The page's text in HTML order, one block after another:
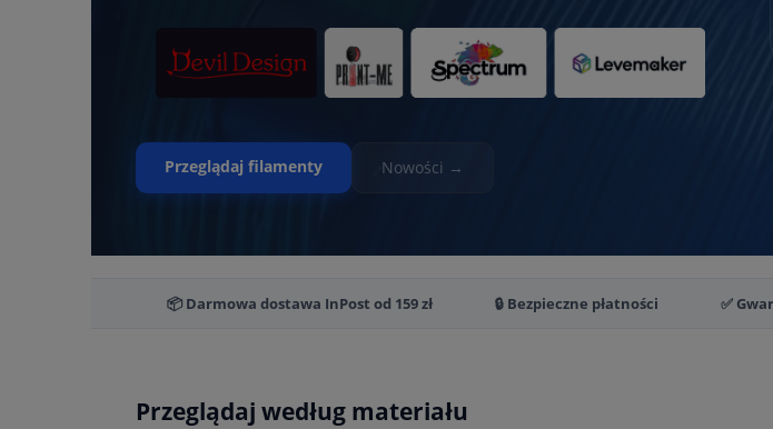
Przeglądaj filamenty Nowości →
📦 Darmowa dostawa InPost od 159 zł 🔒 Bezpieczne płatności ✅
Przeglądaj według materiału